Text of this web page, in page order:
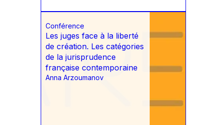
Conférence
Les juges face à la liberté
de création. Les catégories
de la jurisprudence
française contemporaine
Anna Arzoumanov